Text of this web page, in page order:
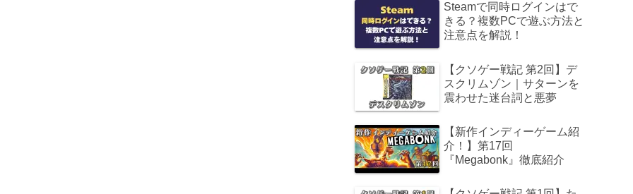
Steamで同時ログインはで
きる？複数PCで遊ぶ方法と
注意点を解説！
【クソゲー戦記 第2回】デ
スクリムゾン｜サターンを
震わせた迷台詞と悪夢
【新作インディーゲーム紹
介！】第17回
『Megabonk』徹底紹介